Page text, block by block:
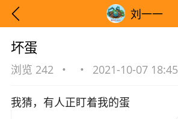
刘一一
坏蛋
浏览 242 • • 2021-10-07 18:45
我猜，有人正盯着我的蛋